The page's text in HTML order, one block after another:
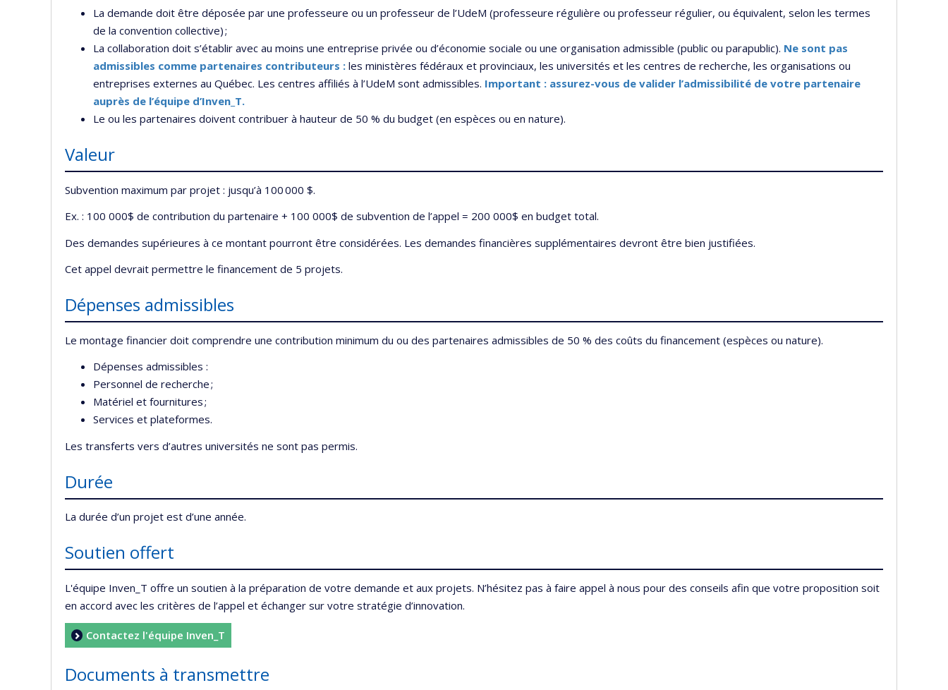
La demande doit être déposée par une professeure ou un professeur de l’UdeM (professeure régulière ou professeur régulier, ou équivalent, selon les termes
de la convention collective) ;
La collaboration doit s’établir avec au moins une entreprise privée ou d’économie sociale ou une organisation admissible (public ou parapublic). Ne sont pas
admissibles comme partenaires contributeurs : les ministères fédéraux et provinciaux, les universités et les centres de recherche, les organisations ou
entreprises externes au Québec. Les centres affiliés à l’UdeM sont admissibles. Important : assurez-vous de valider l’admissibilité de votre partenaire
auprès de l’équipe d’Inven_T.
Le ou les partenaires doivent contribuer à hauteur de 50 % du budget (en espèces ou en nature).
Valeur
Subvention maximum par projet : jusqu’à 100 000 $.
Ex. : 100 000$ de contribution du partenaire + 100 000$ de subvention de l’appel = 200 000$ en budget total.
Des demandes supérieures à ce montant pourront être considérées. Les demandes financières supplémentaires devront être bien justifiées.
Cet appel devrait permettre le financement de 5 projets.
Dépenses admissibles
Le montage financier doit comprendre une contribution minimum du ou des partenaires admissibles de 50 % des coûts du financement (espèces ou nature).
Dépenses admissibles :
Personnel de recherche ;
Matériel et fournitures ;
Services et plateformes.
Les transferts vers d’autres universités ne sont pas permis.
Durée
La durée d’un projet est d’une année.
Soutien offert
L'équipe Inven_T offre un soutien à la préparation de votre demande et aux projets. N’hésitez pas à faire appel à nous pour des conseils afin que votre proposition soit
en accord avec les critères de l’appel et échanger sur votre stratégie d’innovation.
Contactez l'équipe Inven_T
Documents à transmettre